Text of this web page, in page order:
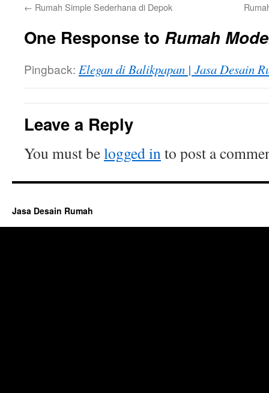
← Rumah Simple Sederhana di Depok
One Response to Rumah
Pingback: Elegan di Balikpapan | Jasa Desain
Leave a Reply
You must belogged into post a
Jasa Desain Rumah